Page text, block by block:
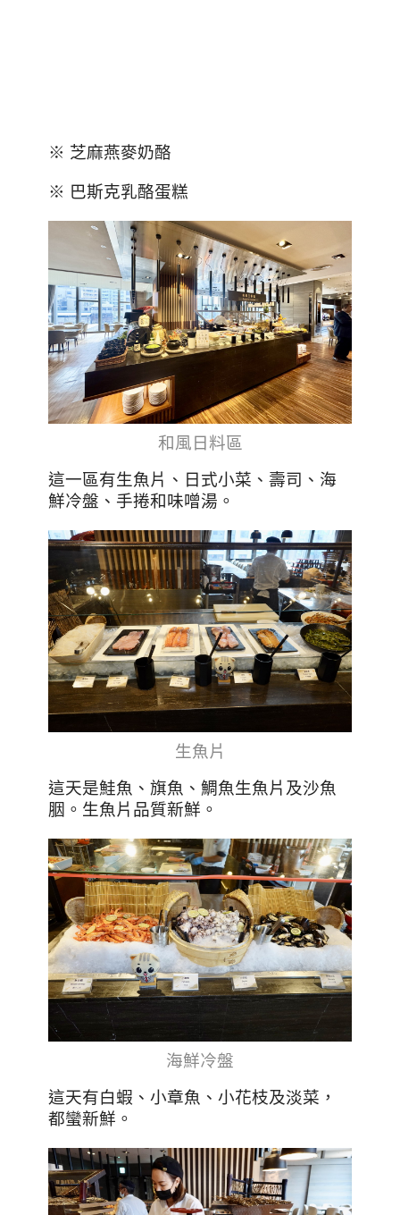
※ 芝麻燕麥奶酪
※ 巴斯克乳酪蛋糕
和風日料區
這一區有生魚片 、日式小菜、 壽司 、 海
鮮冷盤 、 手捲和味噌湯。
生魚片
這天是鮭魚 、 旗魚 、 鯛魚生魚片及沙魚
胭。生魚片品質新鮮。
海鮮冷盤
這天有白蝦 、 小章魚 、 小花枝及淡菜，
都蠻新鮮。